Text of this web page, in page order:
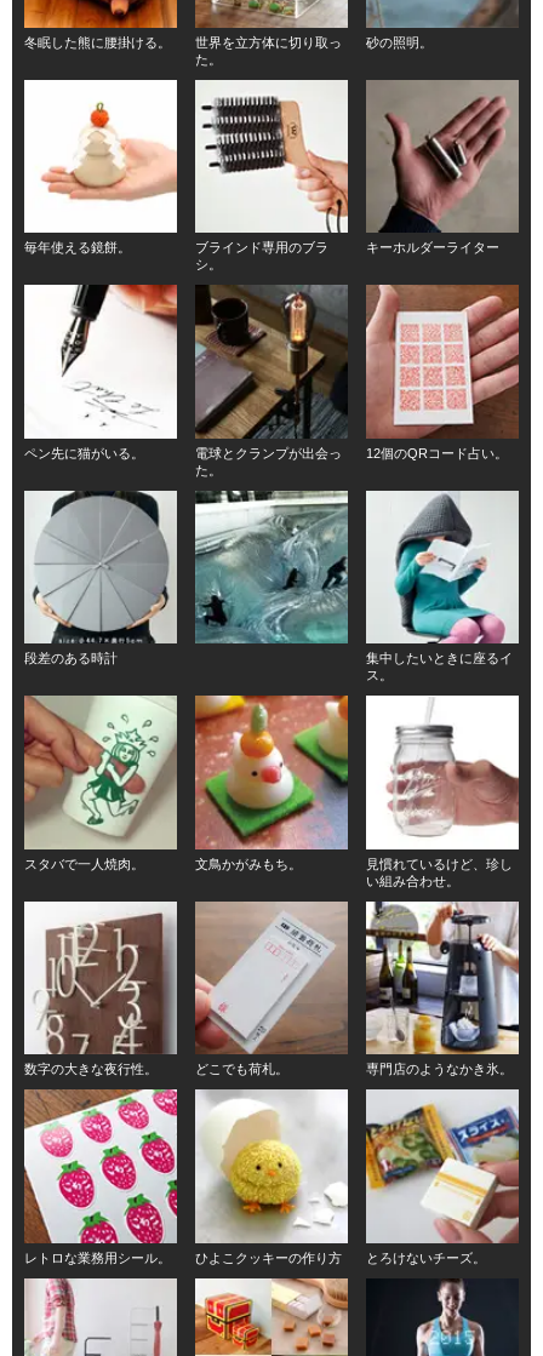
冬眠した熊に腰掛ける。
世界を立方体に切り取っ
た。
砂の照明。
毎年使える鏡餅。
ブラインド専用のブラ
シ。
キーホルダーライター
ペン先に猫がいる。
電球とクランプが出会っ
た。
12個のQRコード占い。
段差のある時計
集中したいときに座るイ
ス。
スタバで一人焼肉。 文鳥かがみもち。
見慣れているけど、珍し
い組み合わせ。
数字の大きな夜行性。 どこでも荷札。 専門店のようなかき氷。
レトロな業務用シール。 ひよこクッキーの作り方 とろけないチーズ。